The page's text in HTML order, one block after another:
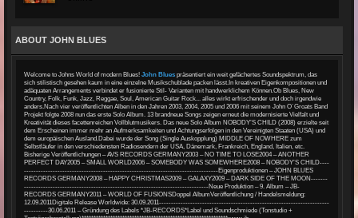
ABOUT JOHN BLUES
Welcome to Johns World of modern Blues!John Blues präsentiert ein weit gefächertes Soundspektrum, das
sich stilistisch gesehen kaum in eine einzelne Musikschublade packen lässt.In kreativen Eigenkompositionen und
adäquaten Arrangements verbindet er fusionierte Stil- Varianten mit handwerklichem Können.Ob Blues, New
Country, Folk, Funk, Jazz, Reggae, Soul, American Guitar Rock... alles wirkt erfrischender und doch irgendwie
anders.Nach vier veröffentlichten Alben in den Jahren 2003, 2004, 2005 und 2006 mit seinem John O`Groats Band
Projekt folgte 2008 nun das erste Solo Album. 13 brandneue Songs zeigen erneut die modernisierte Vielfalt und
Kreativität dieses facettenreichen Vollblutmusikers. Das neue Solo Album NOBODY’S CHILD (2008) erzielte seit
dem Erscheinen immer mehr an Aufmerksamkeiten und Achtungserfolgen in den Vereinigten Staaten (USA) und
dem europäischen Ausland.Dabei wurde der Song (Single Auskopplung) MIDDLE OF NOWHERE zum
Selbstläufer in den verschiedensten Radiosendern der USA, Dänemark, Frankreich, England, Italien, etc.
Bisherige Veröffentlichungen – AVS RECORDS GERMANY2003 – NO TIME TO LOSE2004 – ANOTHER
PERFECT DAY2005 – SMALL WORLD2006 – SOMEBODY WAS SOMEWHERE2008 – NOBODY’S CHILD----
---------------------------------------------------------------------------------Eigenproduktionen – JOHN BLUES
RECORDS GERMANY2008 – HAPPY CHRISTMAS2009 – GALAXY2009 – DARK SIDE OF THE MOON-------
-----------------------------------------------------------------------------Neue Produktion – 9. Album – JB-
RECORDS GERMANY2011 – WORLD OF FUSIONSDoppel AlbumVeröffentlichung / Handelsmeldung:
12.09.2011Digitale Release Worldwide: 30.09.2011-----------------------------------------------------------------------
----------30.06.2011 – Gründung des Labels *JB-RECORDS*Label und Soundschmiede (Tonstudio +